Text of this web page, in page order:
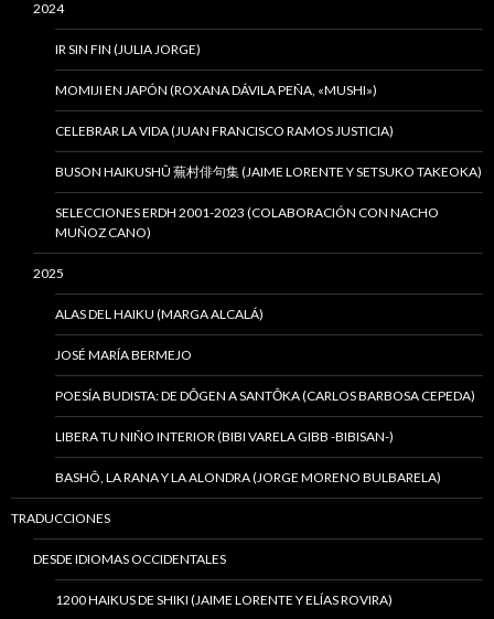
2024
IR SIN FIN (JULIA JORGE)
MOMIJI EN JAPÓN (ROXANA DÁVILA PEÑA, «MUSHI»)
CELEBRAR LA VIDA (JUAN FRANCISCO RAMOS JUSTICIA)
BUSON HAIKUSHÛ 蕪村俳句集 (JAIME LORENTE Y SETSUKO TAKEOKA)
SELECCIONES ERDH 2001-2023 (COLABORACIÓN CON NACHO
MUÑOZ CANO)
2025
ALAS DEL HAIKU (MARGA ALCALÁ)
JOSÉ MARÍA BERMEJO
POESÍA BUDISTA: DE DŌGEN A SANTŌKA (CARLOS BARBOSA CEPEDA)
LIBERA TU NIÑO INTERIOR (BIBI VARELA GIBB -BIBISAN-)
BASHÔ, LA RANA Y LA ALONDRA (JORGE MORENO BULBARELA)
TRADUCCIONES
DESDE IDIOMAS OCCIDENTALES
1200 HAIKUS DE SHIKI (JAIME LORENTE Y ELÍAS ROVIRA)